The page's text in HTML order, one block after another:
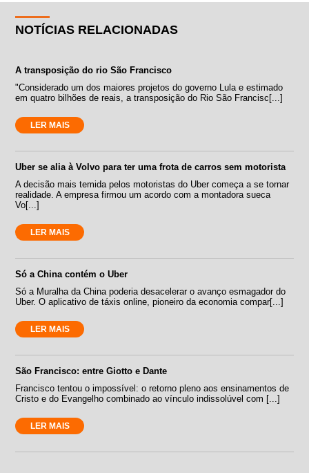
NOTÍCIAS RELACIONADAS
A transposição do rio São Francisco
"Considerado um dos maiores projetos do governo Lula e estimado
em quatro bilhões de reais, a transposição do Rio São Francisc[...]
LER MAIS
Uber se alia à Volvo para ter uma frota de carros sem motorista
A decisão mais temida pelos motoristas do Uber começa a se tornar
realidade. A empresa firmou um acordo com a montadora sueca
Vo[...]
LER MAIS
Só a China contém o Uber
Só a Muralha da China poderia desacelerar o avanço esmagador do
Uber. O aplicativo de táxis online, pioneiro da economia compar[...]
LER MAIS
São Francisco: entre Giotto e Dante
Francisco tentou o impossível: o retorno pleno aos ensinamentos de
Cristo e do Evangelho combinado ao vínculo indissolúvel com [...]
LER MAIS